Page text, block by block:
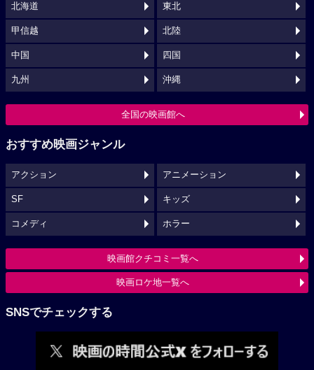
北海道 東北
甲信越 北陸
中国 四国
九州 沖縄
全国の映画館へ
おすすめ映画ジャンル
アクション アニメーション
SF キッズ
コメディ ホラー
映画館クチコミ一覧へ
映画ロケ地一覧へ
SNSでチェックする